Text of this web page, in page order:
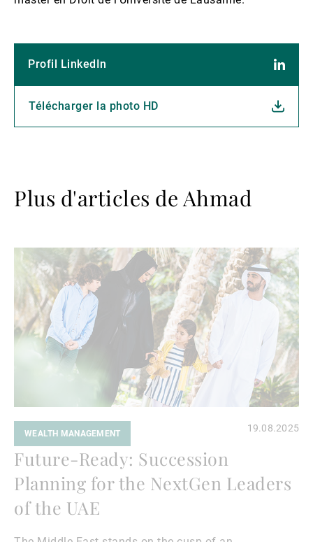
Profil LinkedIn
Télécharger la photo HD
Plus d'articles de Ahmad
Lire
suite
WEALTH MANAGEMENT 19.08.2025
Future-Ready: Succession
Planning for the NextGen Leaders
of the UAE